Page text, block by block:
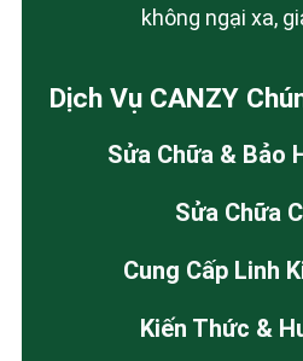
không ngại xa,
Dịch Vụ CANZY
Sửa Chữa & Bảo
Sửa Chữa
Cung Cấp Linh
Kiến Thức &